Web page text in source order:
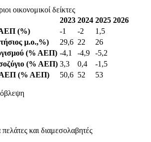
οικονομικοί δείκτες
2023 2024 2025 2026
ΑΕΠ (%) -1 -2
1,5
μ.ο.,%) 29,6 22
26
(% ΑΕΠ) -4,1 -4,9
-5,2
(% ΑΕΠ) 3,3 0,4
-1,5
ΑΕΠ (% ΑΕΠ) 50,6 52 53
και διαμεσολαβητές